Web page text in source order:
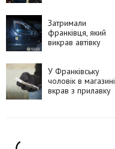
Затримали
франківця, який
викрав автівку
У Франківську
чоловік в магазині
вкрав з прилавку